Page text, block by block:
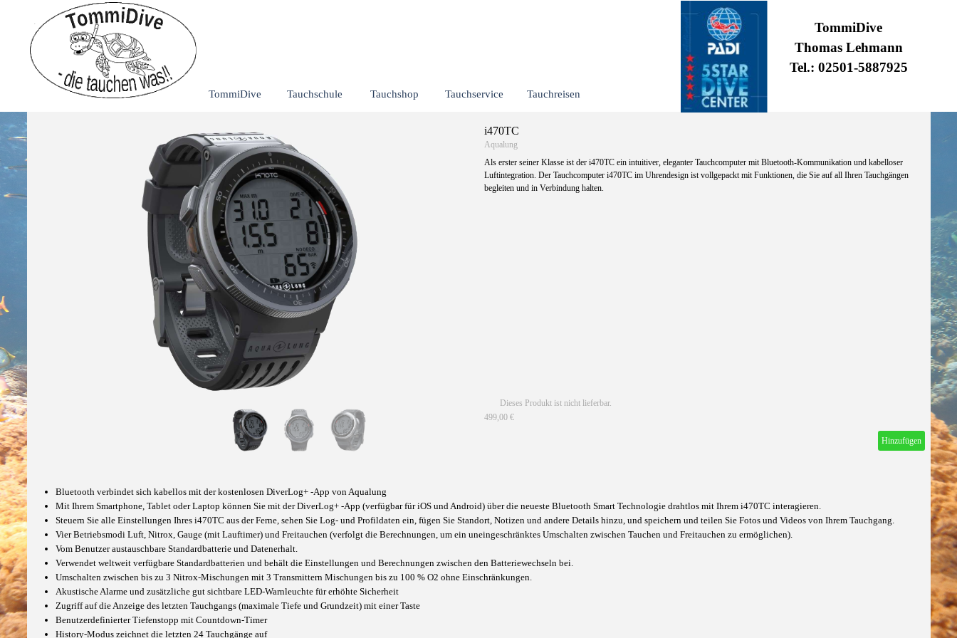
Direkt zum Seiteninhalt
Menü überspringen
TommiDive Tauchschule ▼
Tauchshop ▼
Tauchservice ▼
Tauchreisen
TommiDive
Thomas Lehmann
Tel.: 02501-5887925
i470TC
Aqualung
Als erster seiner Klasse ist der i470TC ein intuitiver, eleganter Tauchcomputer mit Bluetooth-Kommunikation und kabelloser
Luftintegration. Der Tauchcomputer i470TC im Uhrendesign ist vollgepackt mit Funktionen, die Sie auf all Ihren Tauchgängen
begleiten und in Verbindung halten.
Dieses Produkt ist nicht lieferbar.
499,00 €
Hinzufügen
Bluetooth verbindet sich kabellos mit der kostenlosen DiverLog+ -App von Aqualung
Mit Ihrem Smartphone, Tablet oder Laptop können Sie mit der DiverLog+ -App (verfügbar für iOS und Android) über die neueste Bluetooth Smart Technologie drahtlos mit Ihrem i470TC interagieren.
Steuern Sie alle Einstellungen Ihres i470TC aus der Ferne, sehen Sie Log- und Profildaten ein, fügen Sie Standort, Notizen und andere Details hinzu, und speichern und teilen Sie Fotos und Videos von Ihrem Tauchgang.
Vier Betriebsmodi Luft, Nitrox, Gauge (mit Lauftimer) und Freitauchen (verfolgt die Berechnungen, um ein uneingeschränktes Umschalten zwischen Tauchen und Freitauchen zu ermöglichen).
Vom Benutzer austauschbare Standardbatterie und Datenerhalt.
Verwendet weltweit verfügbare Standardbatterien und behält die Einstellungen und Berechnungen zwischen den Batteriewechseln bei.
Umschalten zwischen bis zu 3 Nitrox-Mischungen mit 3 Transmittern Mischungen bis zu 100 % O2 ohne Einschränkungen.
Akustische Alarme und zusätzliche gut sichtbare LED-Warnleuchte für erhöhte Sicherheit
Zugriff auf die Anzeige des letzten Tauchgangs (maximale Tiefe und Grundzeit) mit einer Taste
Benutzerdefinierter Tiefenstopp mit Countdown-Timer
History-Modus zeichnet die letzten 24 Tauchgänge auf